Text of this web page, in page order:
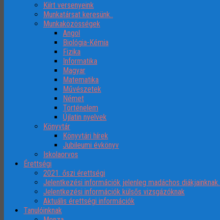
Kiírt versenyeink
Munkatársat keresünk..
Munkaközösségek
Angol
Biológia-Kémia
Fizika
Informatika
Magyar
Matematika
Művészetek
Német
Történelem
Újlatin nyelvek
Könyvtár
Könyvtári hírek
Jubileumi évkönyv
Iskolaorvos
Érettségi
2021. őszi érettségi
Jelentkezési információk jelenleg madáchos
Jelentkezési információk külsős vizsgázóknak
Aktuális érettségi információk
Tanulóinknak